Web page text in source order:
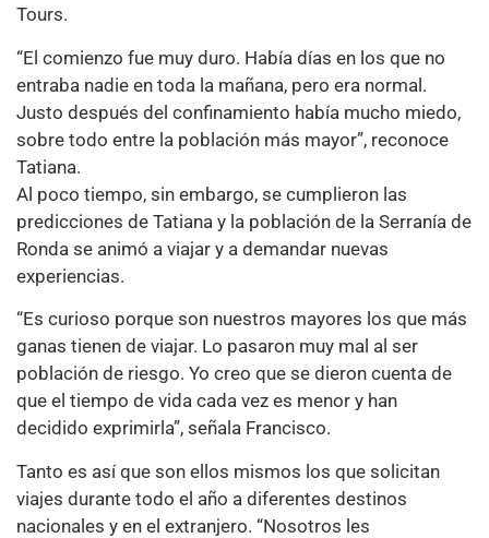
Tours.
“El comienzo fue muy duro. Había días en los que no
entraba nadie en toda la mañana, pero era normal.
Justo después del confinamiento había mucho miedo,
sobre todo entre la población más mayor”, reconoce
Tatiana.
Al poco tiempo, sin embargo, se cumplieron las
predicciones de Tatiana y la población de la Serranía de
Ronda se animó a viajar y a demandar nuevas
experiencias.
“Es curioso porque son nuestros mayores los que más
ganas tienen de viajar. Lo pasaron muy mal al ser
población de riesgo. Yo creo que se dieron cuenta de
que el tiempo de vida cada vez es menor y han
decidido exprimirla”, señala Francisco.
Tanto es así que son ellos mismos los que solicitan
viajes durante todo el año a diferentes destinos
nacionales y en el extranjero. “Nosotros les